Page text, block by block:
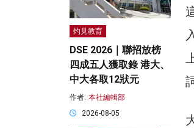
灼見教育
DSE 2026｜聯招放榜
四成五人獲取錄 港大、
中大各取12狀元
作者: 本社編輯部
2026-08-05